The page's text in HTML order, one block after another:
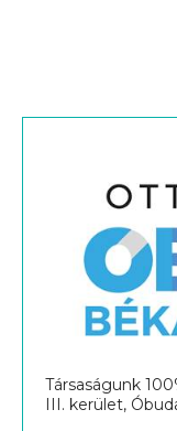
Társaságunk
III. kerület,